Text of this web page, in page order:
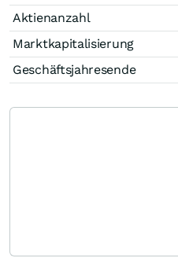
Aktienanzahl
Marktkapitalisierung
Geschäftsjahresende